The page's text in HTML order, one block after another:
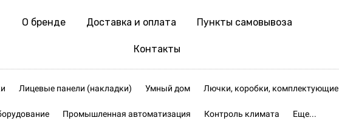
О бренде Доставка и оплата Пункты самовывоза
Контакты
Лицевые панели (накладки) Умный дом Лючки, коробки, комплектующие
Промышленная автоматизация Контроль климата Еще...